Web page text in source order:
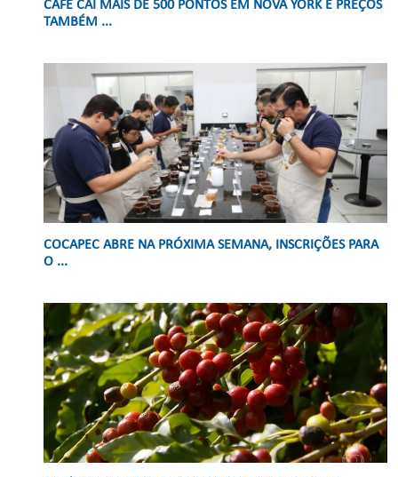
CAFÉ CAI MAIS DE 500 PONTOS EM NOVA YORK E PREÇOS
TAMBÉM ...
COCAPEC ABRE NA PRÓXIMA SEMANA, INSCRIÇÕES PARA
O ...